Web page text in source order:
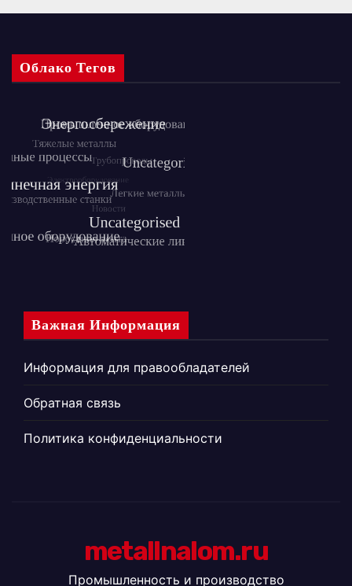
Облако Тегов
Важная Информация
Информация для правообладателей
Обратная связь
Политика конфиденциальности
metallnalom.ru
Промышленность и производство